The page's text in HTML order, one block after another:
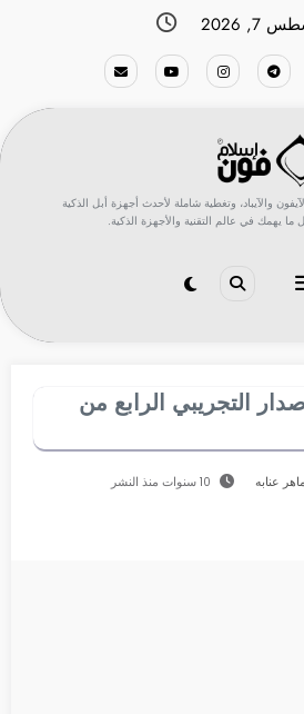
7, 2026
والآيباد، وتغطية شاملة لأحدث أجهزة أبل الذكية
ما يهمك في عالم التقنية والأجهزة الذكية.
التجريبي الرابع من
عنابه 10 سنوات منذ النشر